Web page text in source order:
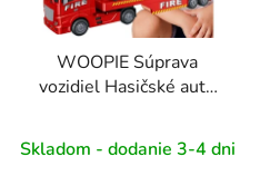
WOOPIE Súprava
vozidiel Hasičské auto
Svetlá
Skladom - dodanie 3-4 dni